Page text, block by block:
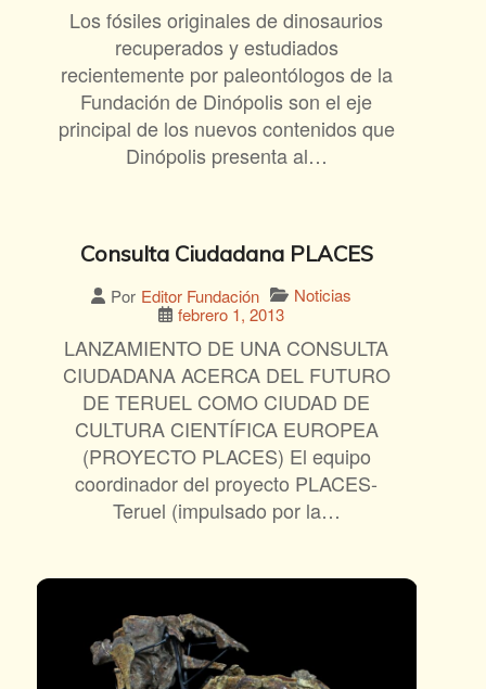
Los fósiles originales de dinosaurios
recuperados y estudiados
recientemente por paleontólogos de la
Fundación de Dinópolis son el eje
principal de los nuevos contenidos que
Dinópolis presenta al…
Consulta Ciudadana PLACES
Por Editor Fundación
Noticias
febrero 1, 2013
LANZAMIENTO DE UNA CONSULTA
CIUDADANA ACERCA DEL FUTURO
DE TERUEL COMO CIUDAD DE
CULTURA CIENTÍFICA EUROPEA
(PROYECTO PLACES) El equipo
coordinador del proyecto PLACES-
Teruel (impulsado por la…